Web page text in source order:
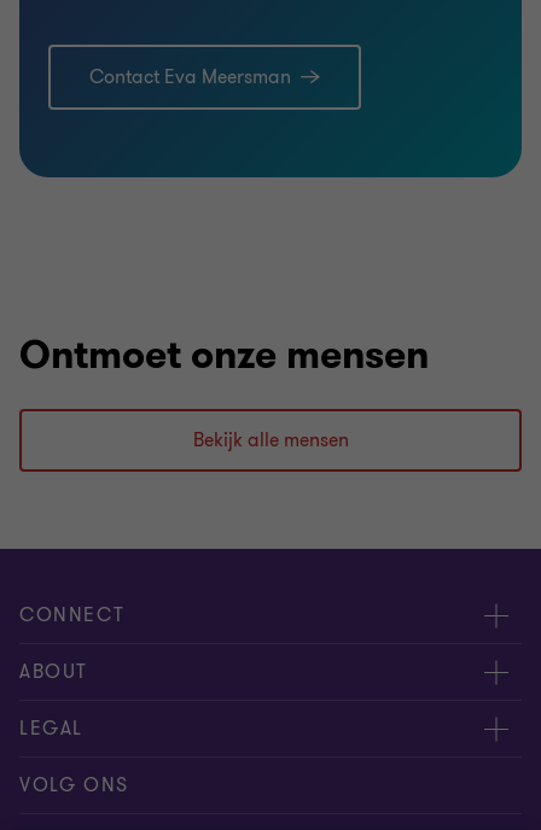
Contact Eva Meersman
Ontmoet onze mensen
Bekijk alle mensen
CONNECT
Contacteer ons
Geef ons uw feedback
ABOUT
Persberichten
Over ons
LEGAL
Privacy statement
VOLG ONS